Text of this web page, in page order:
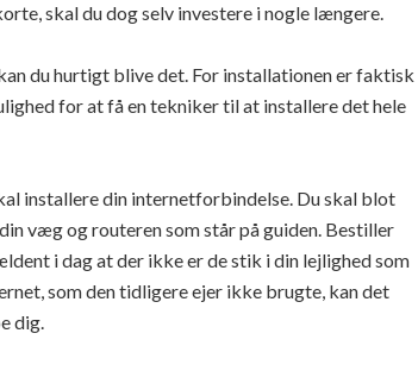
skal du dog selv investere i nogle længere.
du hurtigt blive det. For installationen er faktisk
for at få en tekniker til at installere det hele
installere din internetforbindelse. Du skal blot
væg og routeren som står på guiden. Bestiller
i dag at der ikke er de stik i din lejlighed som
som den tidligere ejer ikke brugte, kan det
dig.